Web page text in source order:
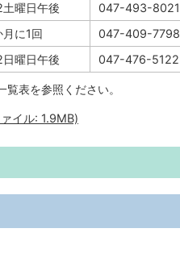
曜日午後
047-493-8021
月に1回
047-409-7798
曜日午後 047-476-5122
表を参照ください。
イル: 1.9MB)